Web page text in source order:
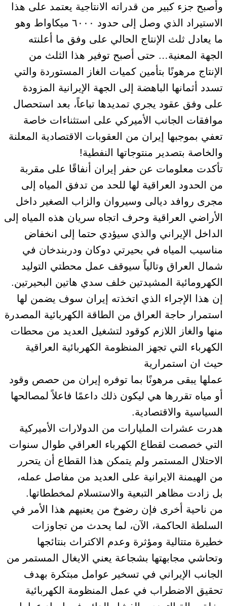
وأصبح جزء كبير من قدراته الانتاجية يعتمد على هذا
الاستيراد الذي وصل إلى حدود ٦٠٠٠ ميكاواط وهو
ما يعادل ثلث الإنتاج الحالي على وفق ما أعلنته
الجهة المعنية… حتى أصبح توفير هذا الثلث من
الإنتاج مرهونًا بتأمين كميات الغاز المستوردة والتي
تسدد أثمانها الباهضة إلى الجهة الإيرانية المزودة
على وفق عقود يجري تمديدها تباعاً، بعد استحصال
موافقات الجانب الأميركي على استثناءات خاصة
تعفي بموجبها إيران من العقوبات الاقتصادية المعلنة
والخاصة بتصدير منتوجاتها النفطية!
تأكدت معلومات عن حفر إيران أنفاقًا على مقربة
من الحدود العراقية لها للحد من تدفق المياه إلى
مجرى روافد ديالى وسيروان والزاب الصغير داخل
الأراضي العراقية وحرف اتجاه سريان هذه المياه إلى
الداخل الإيراني والذي سيؤدي حتما إلى انخفاض
مناسيب المياه في بحيرتي دوكان ودربندخان في
شمال العراق وتالياً سيوقف عمل محطتي التوليد
الكهرومائية المشيدتين خلف سدي هاتين البحيرتين.
إن هذا الإجراء الذي اتخذته إيران سوف يضمن لها
استمرار حاجة العراق من الطاقة الكهربائية المصدرة
منها والغاز اللازم كوقود لتشغيل العديد من محطات
الكهرباء التي تجهز المنظومة الكهربائية العراقية
حيث ان استمرارية
عملها يبقى مرهونًا بما توفره إيران من حصص وقود
أو مياه تقررها هي ليكون ذلك داعمًا فاعلاً لمصالحها
السياسية والاقتصادية.
هدرت عشرات المليارات من الدولارات الأميركية
التي خصصت لقطاع الكهرباء العراقي طوال سنوات
الاحتلال المستمر ولم يتمكن هذا القطاع أن يتحرر
من الهيمنة الايرانية على العديد من مفاصل عمله،
بل زادت مظاهر التبعية والاستسلام لمخططاتها.
من ناحية أخرى فإن رضوخ من يعنيهم هذا الأمر في
السلطة الحاكمة، الآن، لما يحدث من تجاوزات
خطيرة متتالية ومؤثرة وعدم الاكتراث بنتائجها
وتحاشي مجابهتها بشجاعة يعني الايغال المستمر من
الجانب الإيراني في تسخير عوامل مبتكرة بهدف
تحقيق الاضطراب في عمل المنظومة الكهربائية